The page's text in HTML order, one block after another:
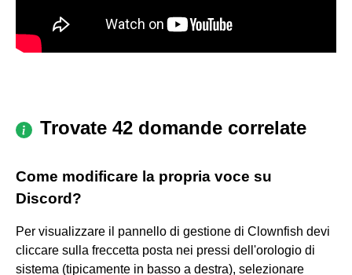
Trovate 42 domande correlate
Come modificare la propria voce su
Discord?
Per visualizzare il pannello di gestione di Clownfish devi
cliccare sulla freccetta posta nei pressi dell'orologio di
sistema (tipicamente in basso a destra), selezionare